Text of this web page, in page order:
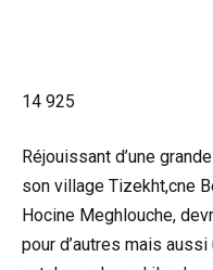
14 925
Réjouissant d’une
son village Tizekht,cne
Hocine Meghlouche,
pour d’autres mais